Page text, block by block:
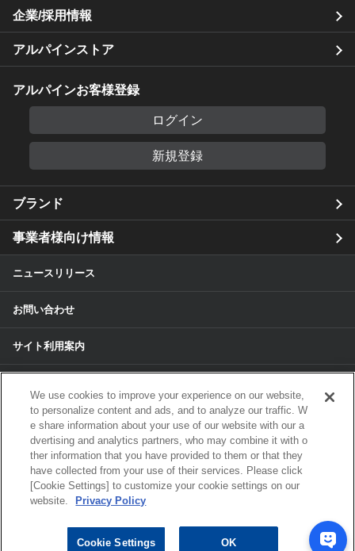
企業/採用情報
アルパインストア
アルパインお客様登録
ログイン
新規登録
ブランド
事業者様向け情報
ニュースリリース
お問い合わせ
サイト利用案内
個人情報のお取扱いについて
各種サービスの個人情報保護方針
サイトマップ
ELECTRONICS MARKETING, INC. ALL RIGHTS RESERVED.
We use cookies to improve your experience on our website,
to personalize content and ads, and to analyze our traffic. W
e share information about your use of our website with our a
dvertising and analytics partners, who may combine it with o
ther information that you have provided to them or that they
have collected from your use of their services. Please click
[Cookie Settings] to customize your cookie settings on our
website.
Privacy Policy
Cookie Settings OK